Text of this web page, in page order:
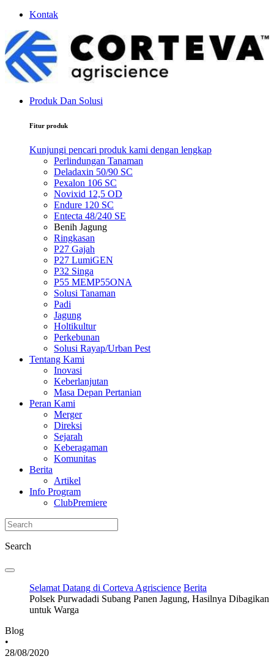
Kontak
Produk Dan Solusi
Fitur produk
Kunjungi pencari produk kami dengan lengkap
Perlindungan Tanaman
Deladaxin 50/90 SC
Pexalon 106 SC
Novixid 12,5 OD
Endure 120 SC
Entecta 48/240 SE
Benih Jagung
Ringkasan
P27 Gajah
P27 LumiGEN
P32 Singa
P55 MEMP55ONA
Solusi Tanaman
Padi
Jagung
Holtikultur
Perkebunan
Solusi Rayap/Urban Pest
Tentang Kami
Inovasi
Keberlanjutan
Masa Depan Pertanian
Peran Kami
Merger
Direksi
Sejarah
Keberagaman
Komunitas
Berita
Artikel
Info Program
ClubPremiere
Search
Selamat Datang di Corteva Agriscience Berita
Polsek Purwadadi Subang Panen Jagung, Hasilnya Dibagikan
untuk Warga
Blog
•
28/08/2020